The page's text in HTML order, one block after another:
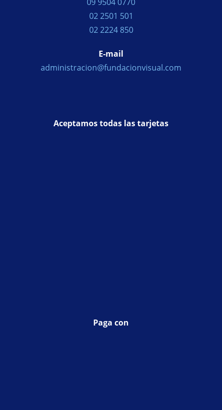
02 2501 501
02 2224 850
E-mail
administracion@fundacionvisual.com
Aceptamos todas las tarjetas
Paga con